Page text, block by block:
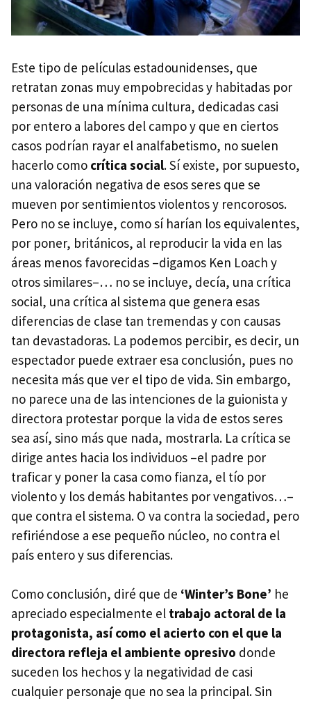
Este tipo de películas estadounidenses, que
retratan zonas muy empobrecidas y habitadas por
personas de una mínima cultura, dedicadas casi
por entero a labores del campo y que en ciertos
casos podrían rayar el analfabetismo, no suelen
hacerlo como crítica social. Sí existe, por supuesto,
una valoración negativa de esos seres que se
mueven por sentimientos violentos y rencorosos.
Pero no se incluye, como sí harían los equivalentes,
por poner, británicos, al reproducir la vida en las
áreas menos favorecidas –digamos Ken Loach y
otros similares–… no se incluye, decía, una crítica
social, una crítica al sistema que genera esas
diferencias de clase tan tremendas y con causas
tan devastadoras. La podemos percibir, es decir, un
espectador puede extraer esa conclusión, pues no
necesita más que ver el tipo de vida. Sin embargo,
no parece una de las intenciones de la guionista y
directora protestar porque la vida de estos seres
sea así, sino más que nada, mostrarla. La crítica se
dirige antes hacia los individuos –el padre por
traficar y poner la casa como fianza, el tío por
violento y los demás habitantes por vengativos…–
que contra el sistema. O va contra la sociedad, pero
refiriéndose a ese pequeño núcleo, no contra el
país entero y sus diferencias.
Como conclusión, diré que de ‘Winter’s Bone’ he
apreciado especialmente el trabajo actoral de la
protagonista, así como el acierto con el que la
directora refleja el ambiente opresivo donde
suceden los hechos y la negatividad de casi
cualquier personaje que no sea la principal. Sin